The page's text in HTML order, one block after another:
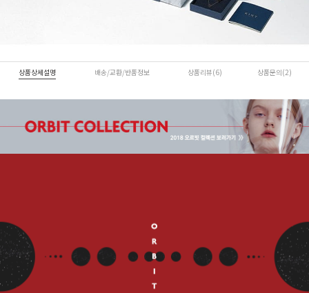
상품상세설명 배송/교환/반품정보 상품리뷰(6) 상품문의(2)